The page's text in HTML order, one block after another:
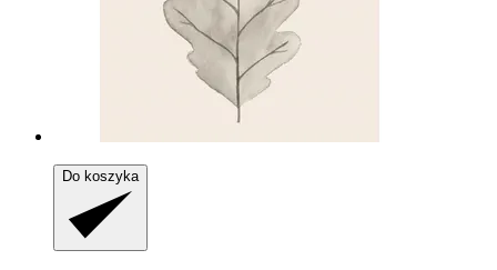
Do koszyka